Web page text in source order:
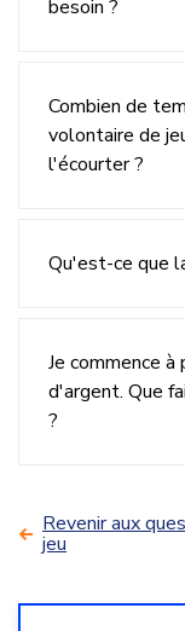
besoin ?
Combien de
volontaire de
l'écourter ?
Qu'est-ce que
Je commence
d'argent. Que
?
Revenir aux
jeu